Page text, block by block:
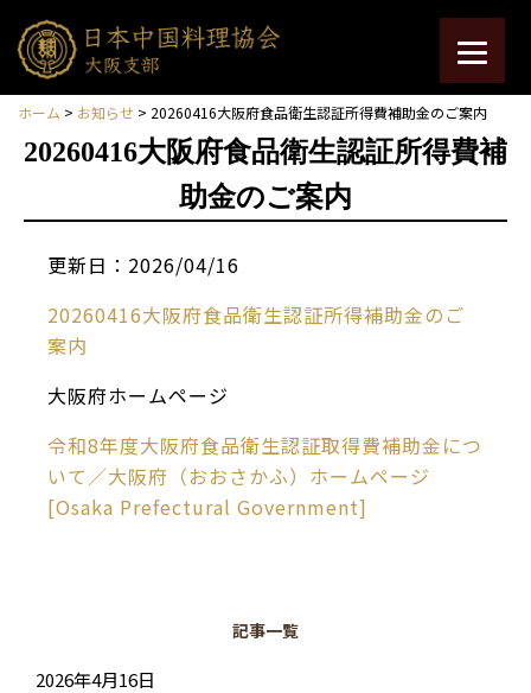
ホーム > お知らせ > 20260416大阪府食品衛生認証所得費補助金のご案内
20260416大阪府食品衛生認証所得費補
助金のご案内
更新日：2026/04/16
20260416大阪府食品衛生認証所得補助金のご
案内
大阪府ホームページ
令和8年度大阪府食品衛生認証取得費補助金につ
いて／大阪府（おおさかふ）ホームページ
[Osaka Prefectural Government]
記事一覧
2026年4月16日